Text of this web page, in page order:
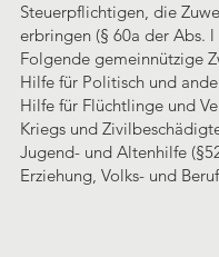
Steuerpflichtigen, die
erbringen (§ 60a der Abs.
Folgende gemeinnützige
Hilfe für Politisch und
Hilfe für Flüchtlinge und
Kriegs und
Jugend- und Altenhilfe
Erziehung, Volks- und